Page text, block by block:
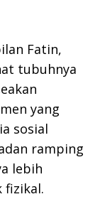
Fatin,
tubuhnya
yang
sosial
ramping
lebih
fizikal.